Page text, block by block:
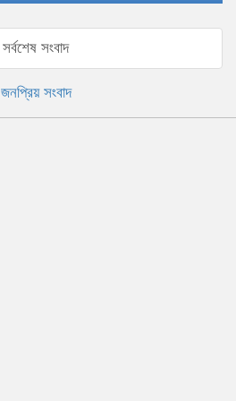
সর্বশেষ সংবাদ
জনপ্রিয় সংবাদ